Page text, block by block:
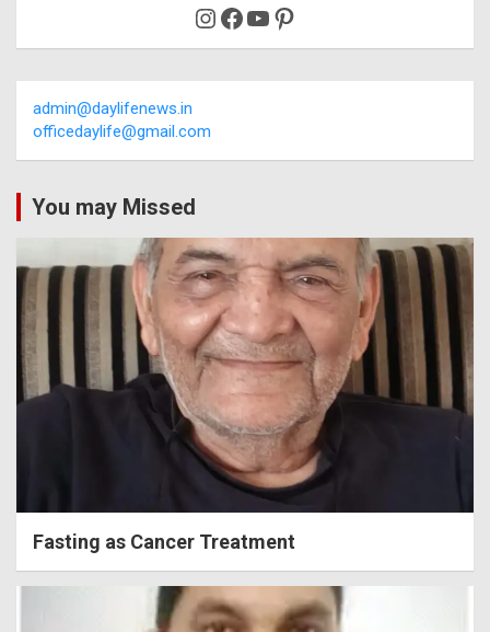
Instagram
Facebook
YouTube
Pinterest
admin@daylifenews.in
officedaylife@gmail.com
You may Missed
Fasting as Cancer Treatment